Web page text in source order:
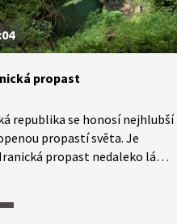
propast
republika se honosí nejhlubší
propastí světa. Je
propast nedaleko lázní